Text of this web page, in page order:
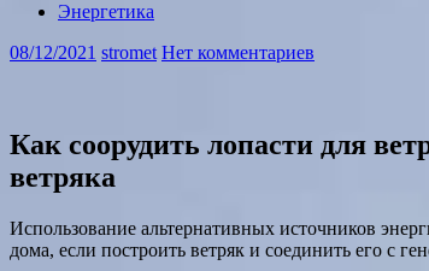
Энергетика
08/12/2021 stromet Нет комментариев
Как соорудить лопасти для
ветряка
Использование альтернативных источников
дома, если построить ветряк и соединить его с